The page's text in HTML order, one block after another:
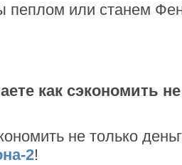
или станем
как сэкономить
не только
2!